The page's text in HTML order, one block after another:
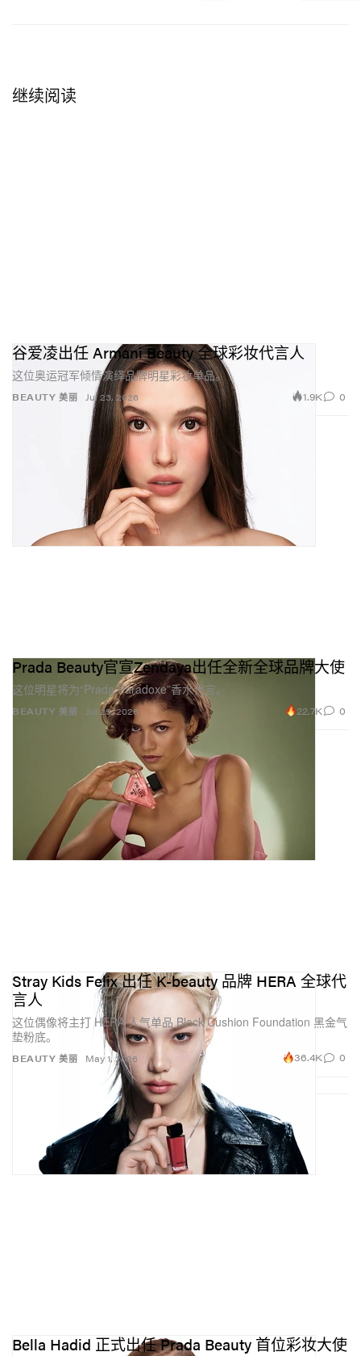
继续阅读
BEAUTY 美丽
谷爱凌出任 Armani Beauty 全球彩妆代言人
这位奥运冠军倾情演绎品牌明星彩妆单品。
Jul 23, 2026 1.9K 0
BEAUTY 美丽
Prada Beauty官宣Zendaya出任全新全球品牌大使
这位明星将为“Prada Paradoxe”香水代言。
Jul 29, 2026 22.7K 0
BEAUTY 美丽
Stray Kids Felix 出任 K-beauty 品牌 HERA 全球代
言人
这位偶像将主打 HERA 人气单品 Black Cushion Foundation 黑金气
垫粉底。
May 1, 2026 36.4K 0
Bella Hadid 正式出任 Prada Beauty 首位彩妆大使